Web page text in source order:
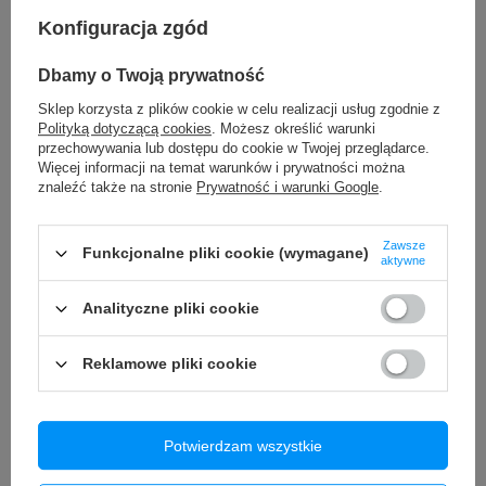
padów,zapewniające harmonijny przepływ dźwięków
Pasta termoprzewodząca Natec Husky 1g
4,90 zł szt.
Szybka Szkło Wyświetlacza MUSTTBY z klej OCA do Xiaomi
14,90 zł
Szybka Szkło do Wyświetlacza MUSTTBY z OCA do Apple
iPhone 13
15,00 zł / szt.
Klej do baterii taśma montażowa Apple iPhone 11 Pro
2,90 zł
Naklejki nalepki na klawiaturę laptopa PC QWERTY US polski
układ International 11x13 mm
8,90 zł / szt.
Konfiguracja zgód
Dbamy o Twoją prywatność
Sklep korzysta z plików cookie w celu realizacji usług zgodnie z
Polityką dotyczącą cookies. Możesz określić warunki
przechowywania lub dostępu do cookie w Twojej przeglądarce.
Więcej informacji na temat warunków i prywatności można
znaleźć także na stronie Prywatność i warunki Google.
Funkcjonalne pliki cookie (wymagane)
Zawsze
aktywne
Analityczne pliki cookie
Reklamowe pliki cookie
Potwierdzam wszystkie